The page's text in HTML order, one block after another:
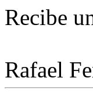
Recibe
Rafael